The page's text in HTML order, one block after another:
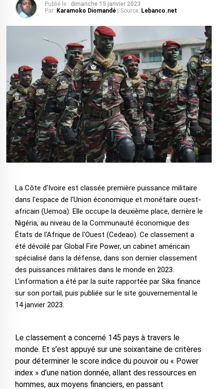
Publié le : dimanche 15 janvier 2023
Par: Karamoko Diomandé | Source: Lebanco.net
La Côte d'Ivoire est classée première puissance militaire
dans l'espace de l'Union économique et monétaire ouest-
africain (Uemoa). Elle occupe la deuxième place, derrière le
Nigéria, au niveau de la Communauté économique des
États de l'Afrique de l'Ouest (Cedeao). Ce classement a
été dévoilé par Global Fire Power, un cabinet américain
spécialisé dans la défense, dans son dernier classement
des puissances militaires dans le monde en 2023.
L’information a été par la suite rapportée par Sika finance
sur son portail, puis publiée sur le site gouvernemental le
14 janvier 2023.
Le classement a concerné 145 pays à travers le
monde. Et s’est appuyé sur une soixantaine de critères
pour déterminer le score indice du pouvoir ou « Power
index » d’une nation donnée, allant des ressources en
hommes, aux moyens financiers, en passant